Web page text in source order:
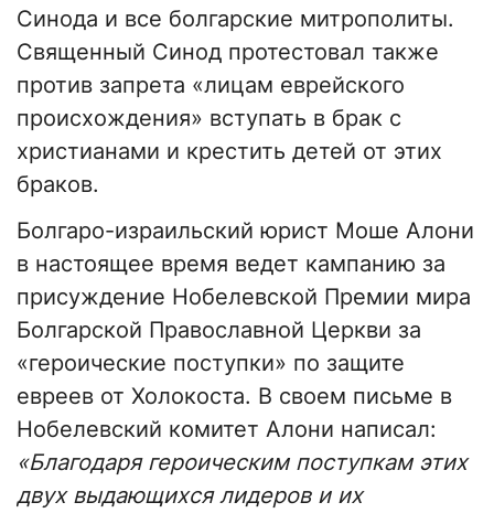
Синода и все болгарские митрополиты.
Священный Синод протестовал также
против запрета «лицам еврейского
происхождения» вступать в брак с
христианами и крестить детей от этих
браков.
Болгаро-израильский юрист Моше Алони
в настоящее время ведет кампанию за
присуждение Нобелевской Премии мира
Болгарской Православной Церкви за
«героические поступки» по защите
евреев от Холокоста. В своем письме в
Нобелевский комитет Алони написал:
«Благодаря героическим поступкам этих
двух выдающихся лидеров и их